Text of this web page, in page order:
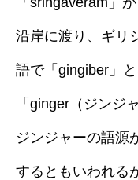
沿岸に渡り、ギリ
語で「gingiber」
「ginger（ジンジ
ジンジャーの語源
するともいわれる